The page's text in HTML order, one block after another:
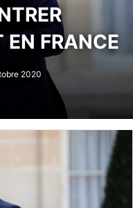
FRANCE
2020